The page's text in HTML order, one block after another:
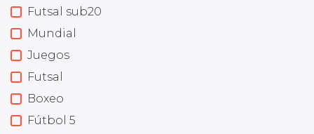
Futsal sub20
Mundial
Juegos
Futsal
Boxeo
Fútbol 5